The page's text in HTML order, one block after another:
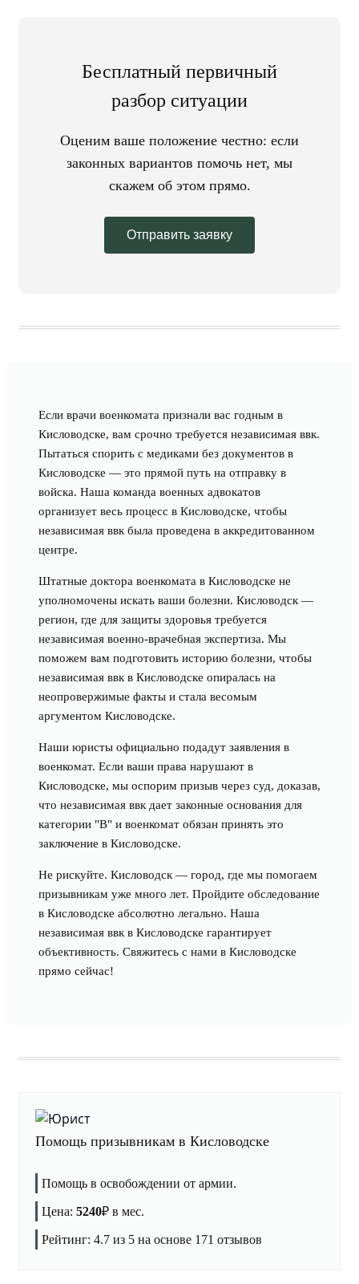
Бесплатный первичный
разбор ситуации
Оценим ваше положение честно: если
законных вариантов помочь нет, мы
скажем об этом прямо.
Отправить заявку
Если врачи военкомата признали вас годным в
Кисловодске, вам срочно требуется независимая ввк.
Пытаться спорить с медиками без документов в
Кисловодске — это прямой путь на отправку в
войска. Наша команда военных адвокатов
организует весь процесс в Кисловодске, чтобы
независимая ввк была проведена в аккредитованном
центре.
Штатные доктора военкомата в Кисловодске не
уполномочены искать ваши болезни. Кисловодск —
регион, где для защиты здоровья требуется
независимая военно-врачебная экспертиза. Мы
поможем вам подготовить историю болезни, чтобы
независимая ввк в Кисловодске опиралась на
неопровержимые факты и стала весомым
аргументом Кисловодске.
Наши юристы официально подадут заявления в
военкомат. Если ваши права нарушают в
Кисловодске, мы оспорим призыв через суд, доказав,
что независимая ввк дает законные основания для
категории "В" и военкомат обязан принять это
заключение в Кисловодске.
Не рискуйте. Кисловодск — город, где мы помогаем
призывникам уже много лет. Пройдите обследование
в Кисловодске абсолютно легально. Наша
независимая ввк в Кисловодске гарантирует
объективность. Свяжитесь с нами в Кисловодске
прямо сейчас!
Помощь призывникам в Кисловодске
Помощь в освобождении от армии.
Цена: 5240₽ в мес.
Рейтинг: 4.7 из 5 на основе 171 отзывов